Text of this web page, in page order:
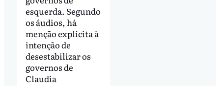
esquerda. Segundo
os áudios, há
menção explícita à
intenção de
desestabilizar os
governos de
Claudia